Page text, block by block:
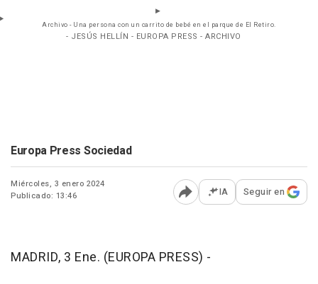
Archivo - Una persona con un carrito de bebé en el parque de El Retiro.
- JESÚS HELLÍN - EUROPA PRESS - ARCHIVO
Europa Press Sociedad
Miércoles, 3 enero 2024
Publicado: 13:46
Abrir opciones para
IA Seguir en
MADRID, 3 Ene. (EUROPA PRESS) -